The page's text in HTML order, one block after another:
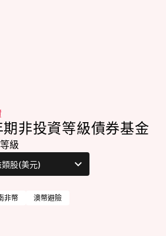
非投資等級債券基金
級
非幣
澳幣避險